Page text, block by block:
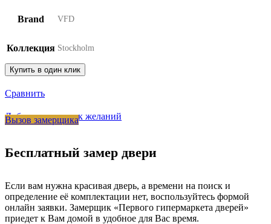
Brand VFD
Коллекция Stockholm
Купить в один клик
Сравнить
Добавить в список желаний
Вызов замерщика
Бесплатный замер двери
Если вам нужна красивая дверь, а времени на поиск и
определение её комплектации нет, воспользуйтесь формой
онлайн заявки. Замерщик «Первого гипермаркета дверей»
приедет к Вам домой в удобное для Вас время.